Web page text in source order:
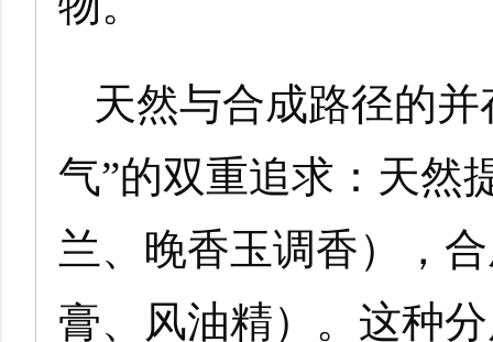
天然与合成路径的
气”的双重追求：天然
兰、晚香玉调香），
膏、风油精）。这种